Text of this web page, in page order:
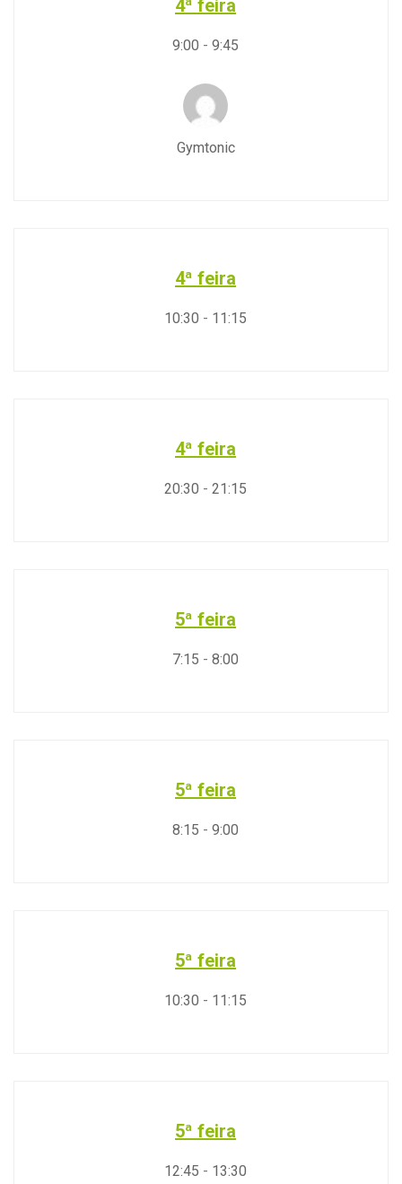
4ª feira
9:00 - 9:45
Gymtonic
4ª feira
10:30 - 11:15
4ª feira
20:30 - 21:15
5ª feira
7:15 - 8:00
5ª feira
8:15 - 9:00
5ª feira
10:30 - 11:15
5ª feira
12:45 - 13:30